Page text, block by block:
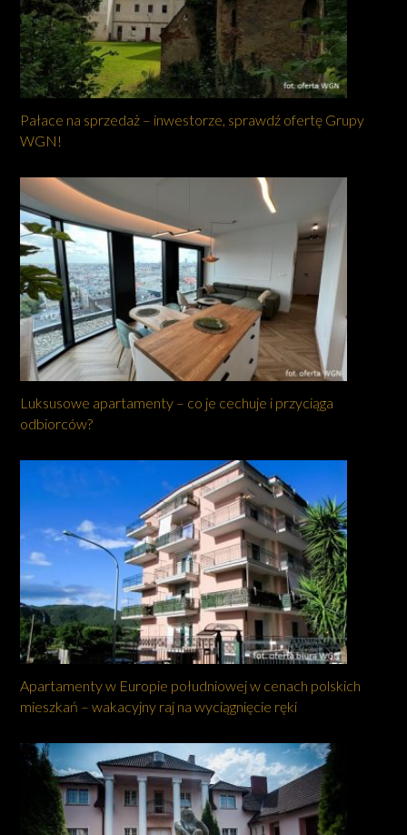
Pałace na sprzedaż – inwestorze, sprawdź ofertę Grupy
WGN!
Luksusowe apartamenty – co je cechuje i przyciąga
odbiorców?
Apartamenty w Europie południowej w cenach polskich
mieszkań – wakacyjny raj na wyciągnięcie ręki